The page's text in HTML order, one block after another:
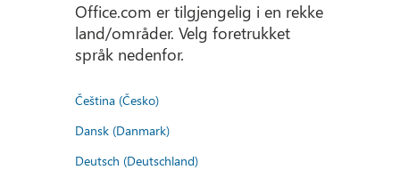
Office.com er tilgjengelig i en rekke
land/områder. Velg foretrukket
språk nedenfor.
Čeština (Česko)
Dansk (Danmark)
Deutsch (Deutschland)